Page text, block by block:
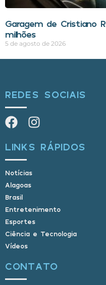
Garagem de Cristiano
milhões
5 de agosto de 2026
REDES SOCIAIS
LINKS RÁPIDOS
Notícias
Alagoas
Brasil
Entretenimento
Esportes
Ciência e Tecnologia
Vídeos
CONTATO